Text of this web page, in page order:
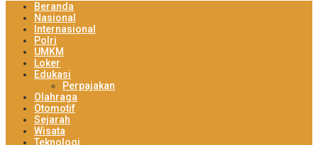
Beranda
Nasional
Internasional
Polri
UMKM
Loker
Edukasi
Perpajakan
Olahraga
Otomotif
Sejarah
Wisata
Teknologi